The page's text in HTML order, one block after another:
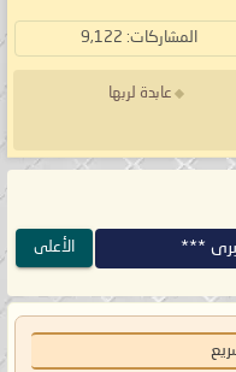
المشاركات: 9,122
عابدة لربها
*** الأعلى